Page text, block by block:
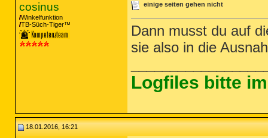
cosinus
Winkelfunktion
TB-Süch-Tiger™
einige seiten gehen nicht
Dann musst du auf
sie also in die
Logfiles bitte
18.01.2016, 16:21